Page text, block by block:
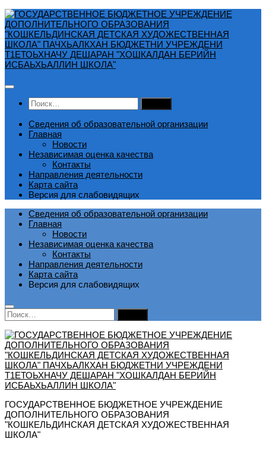
Перейти
к
содержимому
Найти:
Сведения об образовательной организации
Главная
Новости
Независимая оценка качества
Контакты
Направления деятельности
Карта сайта
Версия для слабовидящих
Сведения об образовательной организации
Главная
Новости
Независимая оценка качества
Контакты
Направления деятельности
Карта сайта
Версия для слабовидящих
Найти:
ГОСУДАРСТВЕННОЕ БЮДЖЕТНОЕ УЧРЕЖДЕНИЕ
ДОПОЛНИТЕЛЬНОГО ОБРАЗОВАНИЯ
"КОШКЕЛЬДИНСКАЯ ДЕТСКАЯ ХУДОЖЕСТВЕННАЯ
ШКОЛА"